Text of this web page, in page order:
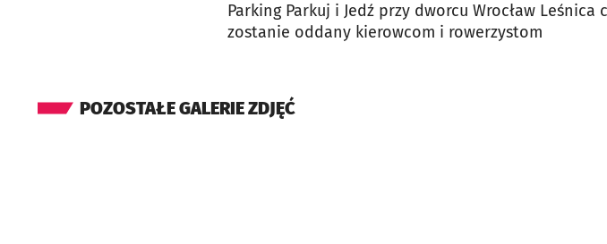
Parking Parkuj i Jedź przy dworcu Wrocław
zostanie oddany kierowcom i rowerzystom
POZOSTAŁE GALERIE ZDJĘĆ